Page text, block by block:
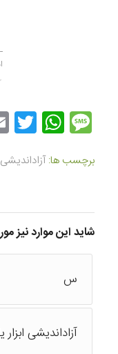
برچسب ها: آزاداندیشی
شاید این موارد نیز
س
آزاداندیشی